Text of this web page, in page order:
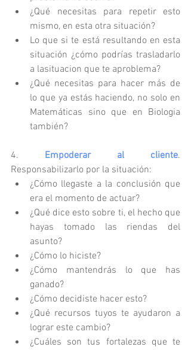
¿Qué necesitas para repetir esto
mismo, en esta otra situación?
Lo que si te está resultando en esta
situación ¿cómo podrías trasladarlo
a lasituacion que te aproblema?
¿Qué necesitas para hacer más de
lo que ya estás haciendo, no solo en
Matemáticas sino que en Biologia
también?
4. Empoderar al cliente.
Responsabilizarlo por la situación:
¿Cómo llegaste a la conclusión que
era el momento de actuar?
¿Qué dice esto sobre ti, el hecho que
hayas tomado las riendas del
asunto?
¿Cómo lo hiciste?
¿Cómo mantendrás lo que has
ganado?
¿Cómo decidiste hacer esto?
¿Qué recursos tuyos te ayudaron a
lograr este cambio?
¿Cuáles son tus fortalezas que te